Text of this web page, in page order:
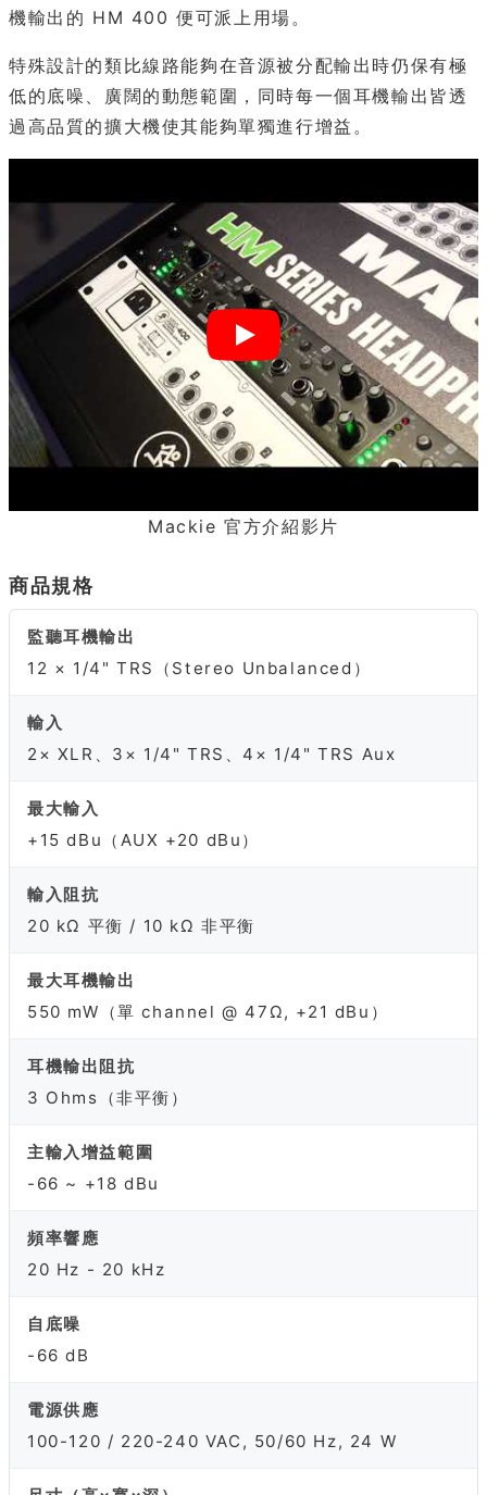
機輸出的 HM 400 便可派上用場。
特殊設計的類比線路能夠在音源被分配輸出時仍保有極
低的底噪、廣闊的動態範圍，同時每一個耳機輸出皆透
過高品質的擴大機使其能夠單獨進行增益。
Mackie 官方介紹影片
商品規格
監聽耳機輸出
12 × 1/4" TRS（Stereo Unbalanced）
輸入
2× XLR、3× 1/4" TRS、4× 1/4" TRS Aux
最大輸入
+15 dBu（AUX +20 dBu）
輸入阻抗
20 kΩ 平衡 / 10 kΩ 非平衡
最大耳機輸出
550 mW（單 channel @ 47Ω, +21 dBu）
耳機輸出阻抗
3 Ohms（非平衡）
主輸入增益範圍
-66 ~ +18 dBu
頻率響應
20 Hz - 20 kHz
自底噪
-66 dB
電源供應
100-120 / 220-240 VAC, 50/60 Hz, 24 W